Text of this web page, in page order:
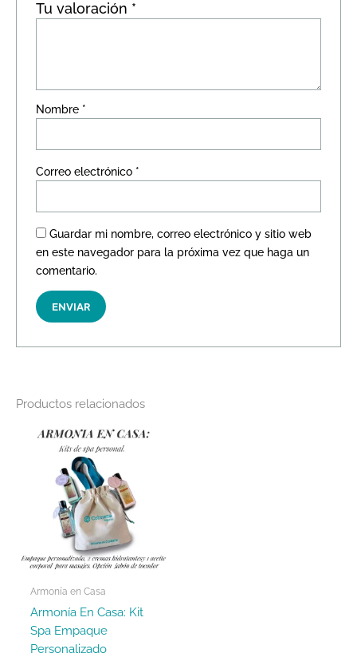
Tu valoración *
Nombre *
Correo electrónico *
Guardar mi nombre, correo electrónico y sitio web
en este navegador para la próxima vez que haga un
comentario.
Productos relacionados
Armonía en Casa
Armonía En Casa: Kit
Spa Empaque
Personalizado